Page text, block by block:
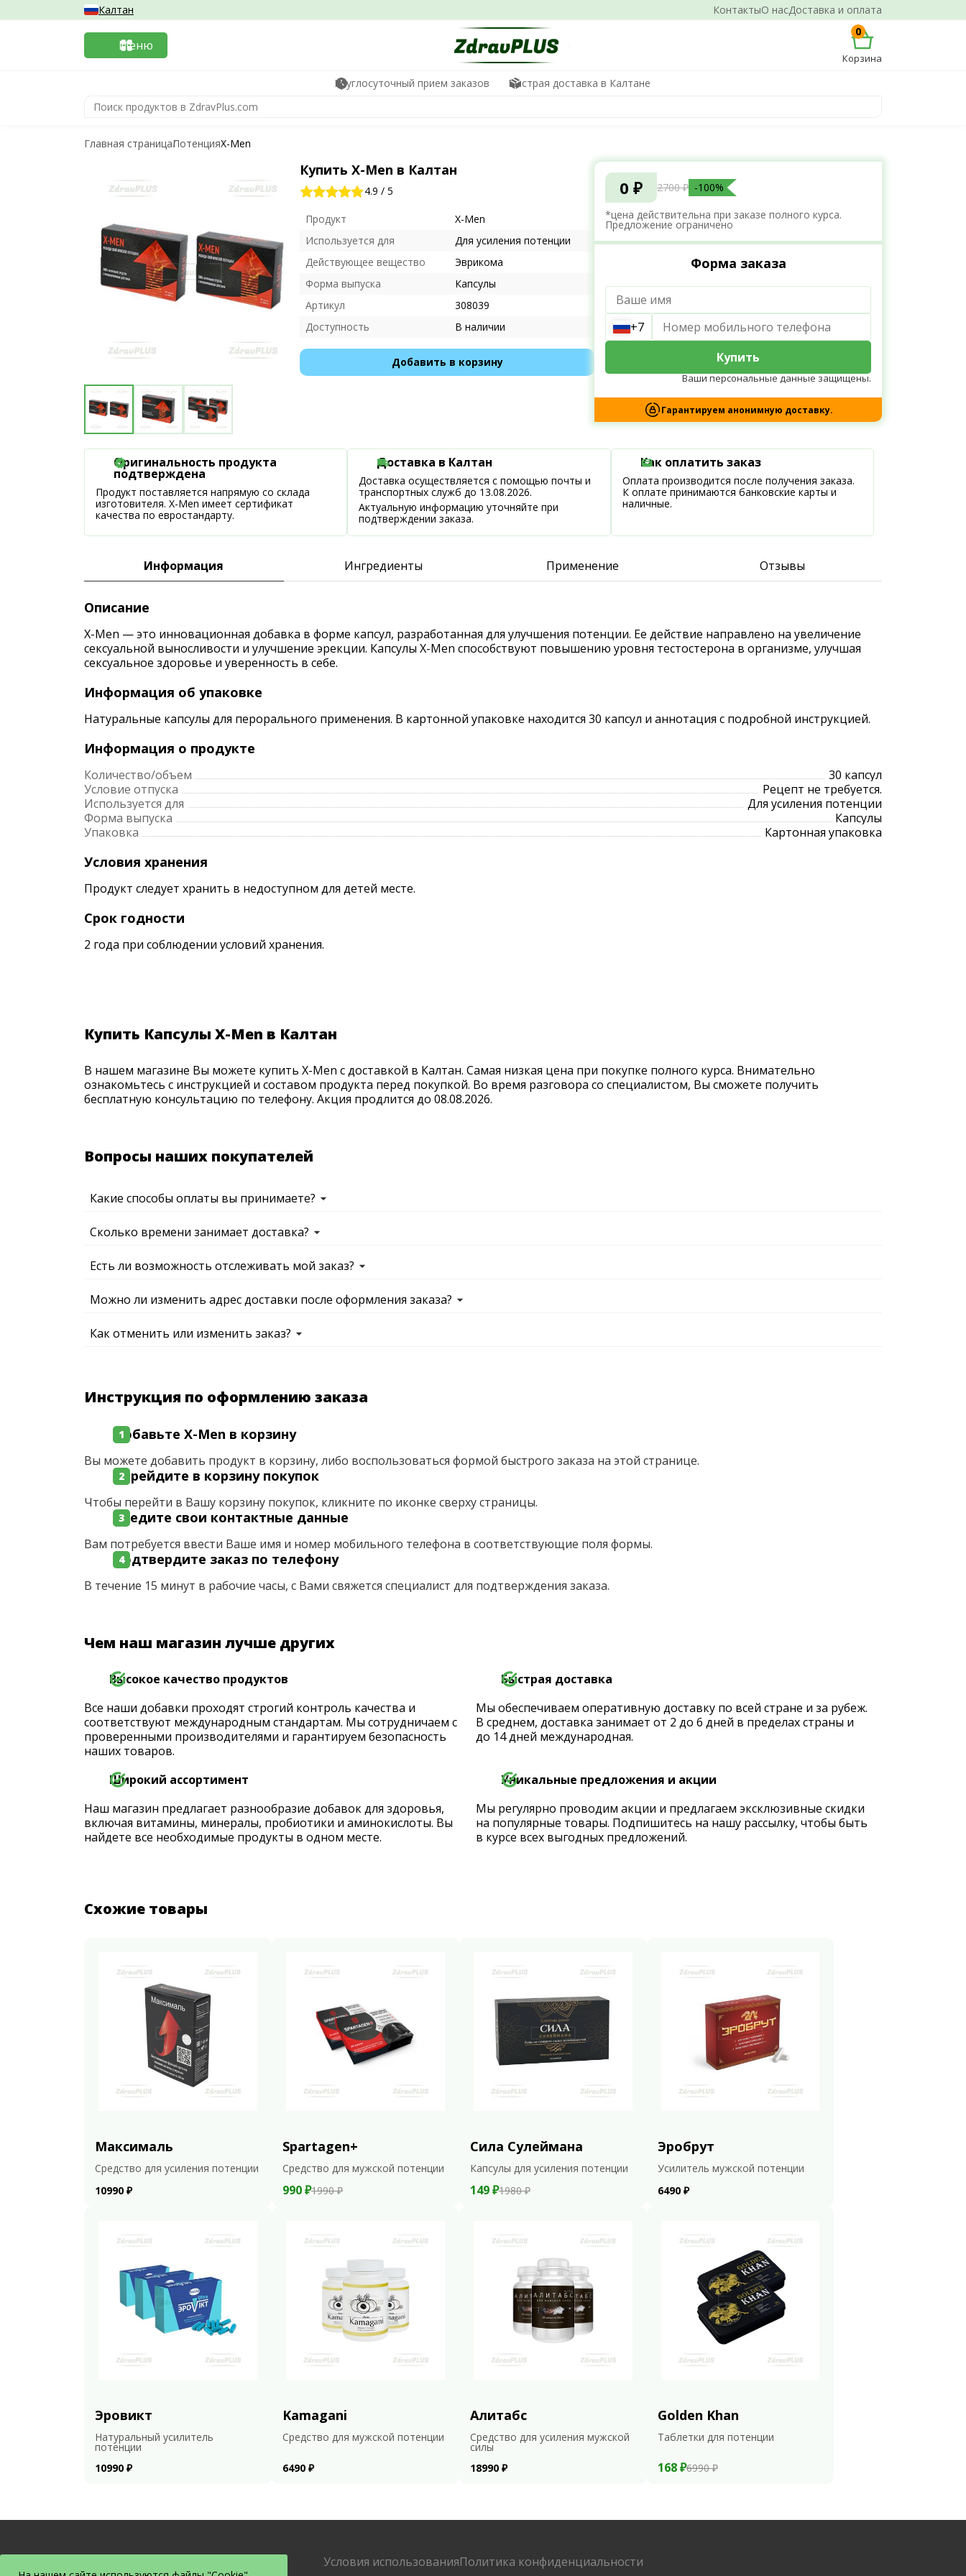
КонтактыО насДоставка и оплата
Калтан
Меню
0
Корзина
Круглосуточный прием заказов Быстрая доставка в Калтане
Главная страницаПотенцияX-Men
Купить X-Men в Калтан
4.9 / 5
Продукт
X-Men
Используется для
Для усиления потенции
Действующее вещество
Эврикома
Форма выпуска
Капсулы
Артикул
308039
Доступность
В наличии
Добавить в корзину
0 ₽ 2700 ₽ -100%
*цена действительна при заказе полного курса.
Предложение ограничено
Форма заказа
+7
Купить
Ваши персональные данные защищены.
Гарантируем анонимную доставку.
Оригинальность продукта
подтверждена
Продукт поставляется напрямую со склада
изготовителя. X-Men имеет сертификат
качества по евростандарту.
Доставка в Калтан
Доставка осуществляется с помощью почты и
транспортных служб до 13.08.2026.
Актуальную информацию уточняйте при
подтверждении заказа.
Как оплатить заказ
Оплата производится после получения заказа.
К оплате принимаются банковские карты и
наличные.
Информация Ингредиенты Применение Отзывы
Описание
X-Men — это инновационная добавка в форме капсул, разработанная для улучшения потенции. Ее действие направлено на увеличение
сексуальной выносливости и улучшение эрекции. Капсулы X-Men способствуют повышению уровня тестостерона в организме, улучшая
сексуальное здоровье и уверенность в себе.
Информация об упаковке
Натуральные капсулы для перорального применения. В картонной упаковке находится 30 капсул и аннотация с подробной инструкцией.
Информация о продукте
Количество/объем
30 капсул
Условие отпуска
Рецепт не требуется.
Используется для
Для усиления потенции
Форма выпуска
Капсулы
Упаковка
Картонная упаковка
Условия хранения
Продукт следует хранить в недоступном для детей месте.
Срок годности
2 года при соблюдении условий хранения.
Купить Капсулы X-Men в Калтан
В нашем магазине Вы можете купить X-Men с доставкой в Калтан. Самая низкая цена при покупке полного курса. Внимательно
ознакомьтесь с инструкцией и составом продукта перед покупкой. Во время разговора со специалистом, Вы сможете получить
бесплатную консультацию по телефону. Акция продлится до 08.08.2026.
Вопросы наших покупателей
Какие способы оплаты вы принимаете?
Сколько времени занимает доставка?
Есть ли возможность отслеживать мой заказ?
Можно ли изменить адрес доставки после оформления заказа?
Как отменить или изменить заказ?
Инструкция по оформлению заказа
Добавьте X-Men в корзину
Вы можете добавить продукт в корзину, либо воспользоваться формой быстрого заказа на этой странице.
Перейдите в корзину покупок
Чтобы перейти в Вашу корзину покупок, кликните по иконке сверху страницы.
Введите свои контактные данные
Вам потребуется ввести Ваше имя и номер мобильного телефона в соответствующие поля формы.
Подтвердите заказ по телефону
В течение 15 минут в рабочие часы, с Вами свяжется специалист для подтверждения заказа.
Чем наш магазин лучше других
Высокое качество продуктов
Все наши добавки проходят строгий контроль качества и
соответствуют международным стандартам. Мы сотрудничаем с
проверенными производителями и гарантируем безопасность
наших товаров.
Быстрая доставка
Мы обеспечиваем оперативную доставку по всей стране и за рубеж.
В среднем, доставка занимает от 2 до 6 дней в пределах страны и
до 14 дней международная.
Широкий ассортимент
Наш магазин предлагает разнообразие добавок для здоровья,
включая витамины, минералы, пробиотики и аминокислоты. Вы
найдете все необходимые продукты в одном месте.
Уникальные предложения и акции
Мы регулярно проводим акции и предлагаем эксклюзивные скидки
на популярные товары. Подпишитесь на нашу рассылку, чтобы быть
в курсе всех выгодных предложений.
Схожие товары
Максималь
Средство для усиления потенции
10990 ₽
Spartagen+
Средство для мужской потенции
990 ₽1990 ₽
Сила Сулеймана
Капсулы для усиления потенции
149 ₽1980 ₽
Эробрут
Усилитель мужской потенции
6490 ₽
Эровикт
Натуральный усилитель
потенции
10990 ₽
Kamagani
Средство для мужской потенции
6490 ₽
Алитабс
Средство для усиления мужской
силы
18990 ₽
Golden Khan
Таблетки для потенции
168 ₽6990 ₽
Условия использованияПолитика конфиденциальности